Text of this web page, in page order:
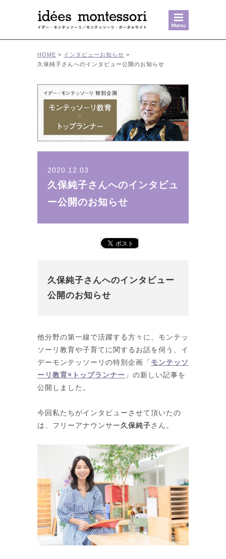
HOME > インタビュー お知らせ >
久保純子さんへのインタビュー公開のお知らせ
2020.12.03
久保純子さんへのインタビュ
ー公開のお知らせ
久保純子さんへのインタビュー
公開のお知らせ
他分野の第一線で活躍する方々に、モンテッ
ソーリ教育や子育てに関するお話を伺う、イ
デーモンテッソーリの特別企画「モンテッソ
ーリ教育×トップランナー 」の新しい記事を
公開しました。
今回私たちがインタビューさせて頂いたの
は、フリーアナウンサー久保純子さん。